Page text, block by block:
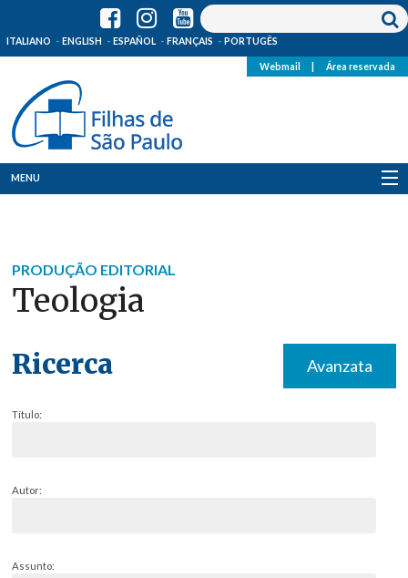
ITALIANO ENGLISH ESPAÑOL FRANÇAIS PORTUGÊS
Webmail Área reservada
MENU
Onde Estamos
Notícias
PRODUÇÃO EDITORIAL
Teologia
Ricerca Avanzata
Título:
Autor:
Assunto: